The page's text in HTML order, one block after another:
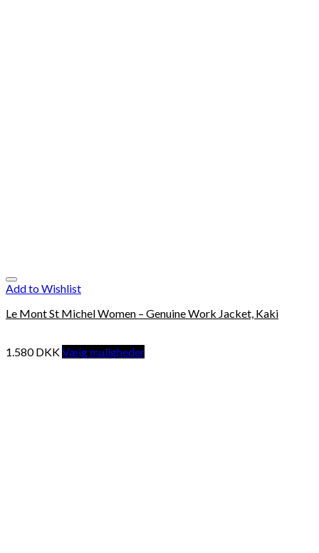
Add to Wishlist
Le Mont St Michel Women – Genuine Work Jacket, Kaki
1.580DKKVælg muligheder